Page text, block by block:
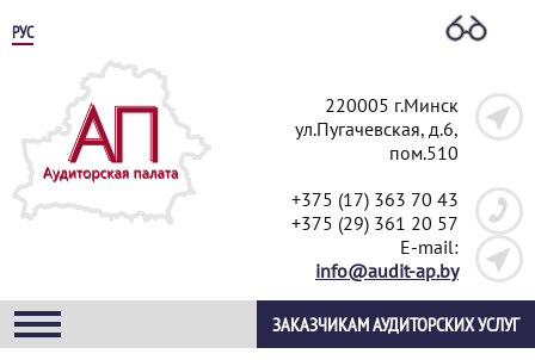
РУС
220005 г.Минск
ул.Пугачевская, д.6,
пом.510
+375 (17) 363 70 43
+375 (29) 361 20 57
E-mail:
info@audit-ap.by
ЗАКАЗЧИКАМ АУДИТОРСКИХ УСЛУГ